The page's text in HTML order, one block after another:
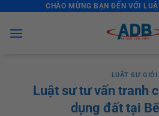
content
CHÀO MỪNG BẠN ĐẾN VỚI
LUẬT SƯ GIỎI
Luật sư tư vấn tranh
dụng đất tại